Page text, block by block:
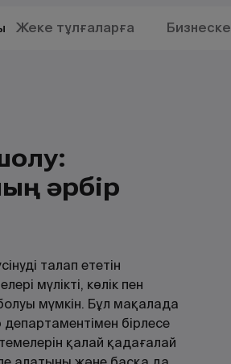
Жеке тұлғаларға Бизнеске
әрбір
талап ететін
мүлікті, көлік пен
мүмкін. Бұл мақалада
бірлесе
қалай қадағалай